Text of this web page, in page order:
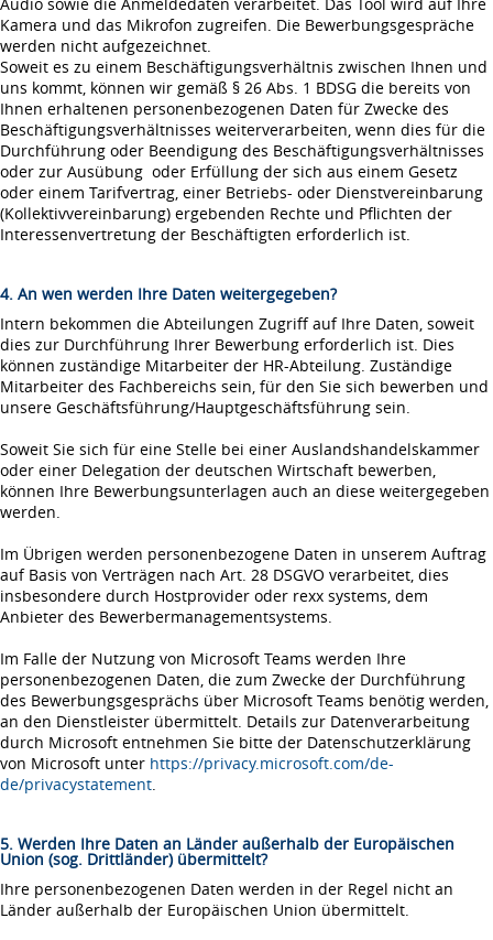
Kamera und das Mikrofon zugreifen. Die Bewerbungsgespräche
werden nicht aufgezeichnet.
Soweit es zu einem Beschäftigungsverhältnis zwischen Ihnen und
uns kommt, können wir gemäß § 26 Abs. 1 BDSG die bereits von
Ihnen erhaltenen personenbezogenen Daten für Zwecke des
Beschäftigungsverhältnisses weiterverarbeiten, wenn dies für die
Durchführung oder Beendigung des Beschäftigungsverhältnisses
oder zur Ausübung oder Erfüllung der sich aus einem Gesetz
oder einem Tarifvertrag, einer Betriebs- oder Dienstvereinbarung
(Kollektivvereinbarung) ergebenden Rechte und Pflichten der
Interessenvertretung der Beschäftigten erforderlich ist.
4. An wen werden Ihre Daten weitergegeben?
Intern bekommen die Abteilungen Zugriff auf Ihre Daten, soweit
dies zur Durchführung Ihrer Bewerbung erforderlich ist. Dies
können zuständige Mitarbeiter der HR-Abteilung. Zuständige
Mitarbeiter des Fachbereichs sein, für den Sie sich bewerben und
unsere Geschäftsführung/Hauptgeschäftsführung sein.
Soweit Sie sich für eine Stelle bei einer Auslandshandelskammer
oder einer Delegation der deutschen Wirtschaft bewerben,
können Ihre Bewerbungsunterlagen auch an diese weitergegeben
werden.
Im Übrigen werden personenbezogene Daten in unserem Auftrag
auf Basis von Verträgen nach Art. 28 DSGVO verarbeitet, dies
insbesondere durch Hostprovider oder rexx systems, dem
Anbieter des Bewerbermanagementsystems.
Im Falle der Nutzung von Microsoft Teams werden Ihre
personenbezogenen Daten, die zum Zwecke der Durchführung
des Bewerbungsgesprächs über Microsoft Teams benötig werden,
an den Dienstleister übermittelt. Details zur Datenverarbeitung
durch Microsoft entnehmen Sie bitte der Datenschutzerklärung
von Microsoft unter https://privacy.microsoft.com/de-
de/privacystatement.
5. Werden Ihre Daten an Länder außerhalb der Europäischen
Union (sog. Drittländer) übermittelt?
Ihre personenbezogenen Daten werden in der Regel nicht an
Länder außerhalb der Europäischen Union übermittelt.